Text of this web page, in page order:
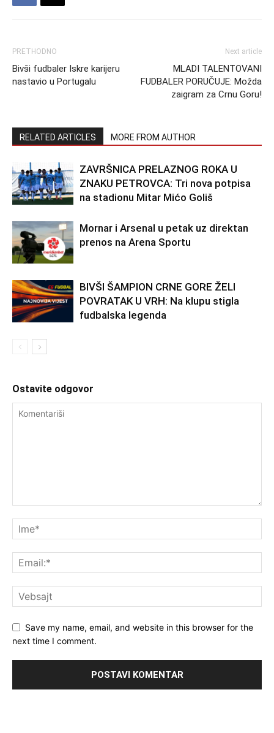
PRETHODNO
Bivši fudbaler Iskre karijeru
nastavio u Portugalu
Next article
MLADI TALENTOVANI
FUDBALER PORUČUJE: Možda
zaigram za Crnu Goru!
RELATED ARTICLES MORE FROM AUTHOR
ZAVRŠNICA PRELAZNOG ROKA U
ZNAKU PETROVCA: Tri nova potpisa
na stadionu Mitar Mićo Goliš
Mornar i Arsenal u petak uz direktan
prenos na Arena Sportu
BIVŠI ŠAMPION CRNE GORE ŽELI
POVRATAK U VRH: Na klupu stigla
fudbalska legenda
Ostavite odgovor
Save my name, email, and website in this browser for the
next time I comment.